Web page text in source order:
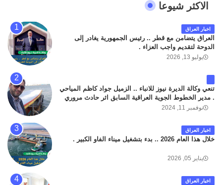
الاكثر شيوعا
اخبار العراق
العراق يتضامن مع قطر .. رئيس الجمهورية يغادر إلى
الدوحة لتقديم واجب العزاء .
يوليو 13, 2026
تنعي وكالة الديرة نيوز للانباء .. الزميل جواد كاظم المياحي
. مدير الخطوط الجوية العراقية السابق اثر حادث مروري
داخل مطار البصرة الدولي اليوم الاثنين على الطريق
كان سبب الحادث يعود لتصادم عجلته مع عجلة نوع كيا بنكو
تابعة لشركة الهلال الماسكة لإعمار مطار البصرة الدولي .
سائلين الله عز وجل ان يتغمد الفقيد بواسع رحمته ، و انا
نوفمبر 11, 2024
اخبار العراق
خلال هذا العام 2026 .. بدء بتشغيل ميناء الفاو الكبير .
يناير 05, 2026
اخبار العراق